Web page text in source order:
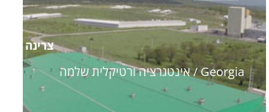
צרינה
Georgia / אינטגרציה ורטיקלית שלמה